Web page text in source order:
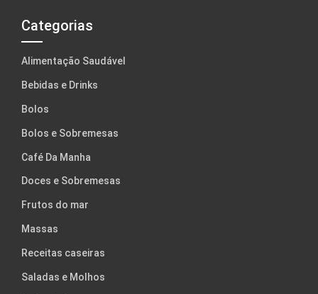
Categorias
Alimentação Saudável
Bebidas e Drinks
Bolos
Bolos e Sobremesas
Café Da Manha
Doces e Sobremesas
Frutos do mar
Massas
Receitas caseiras
Saladas e Molhos